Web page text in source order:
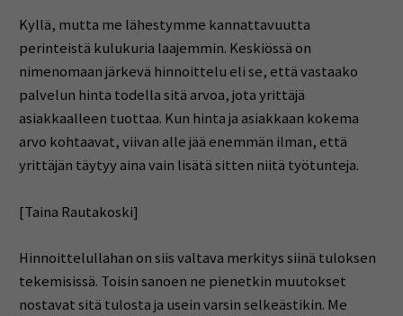
Kyllä, mutta me lähestymme kannattavuutta
perinteistä kulukuria laajemmin. Keskiössä on
nimenomaan järkevä hinnoittelu eli se, että vastaako
palvelun hinta todella sitä arvoa, jota yrittäjä
asiakkaalleen tuottaa. Kun hinta ja asiakkaan kokema
arvo kohtaavat, viivan alle jää enemmän ilman, että
yrittäjän täytyy aina vain lisätä sitten niitä työtunteja.
[Taina Rautakoski]
Hinnoittelullahan on siis valtava merkitys siinä tuloksen
tekemisissä. Toisin sanoen ne pienetkin muutokset
nostavat sitä tulosta ja usein varsin selkeästikin. Me